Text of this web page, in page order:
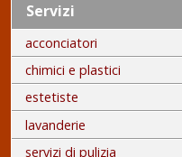
Servizi
acconciatori
chimici e plastici
estetiste
lavanderie
servizi di pulizia